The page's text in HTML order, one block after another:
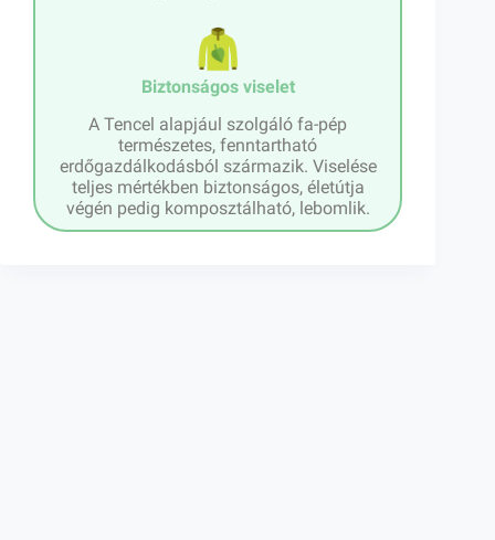
Biztonságos viselet
A Tencel alapjául szolgáló fa-pép
természetes, fenntartható
erdőgazdálkodásból származik. Viselése
teljes mértékben biztonságos, életútja
végén pedig komposztálható, lebomlik.